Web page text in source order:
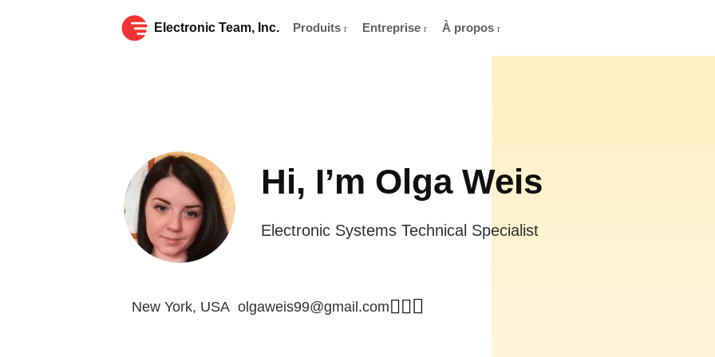
Electronic Team, Inc. Produits Entreprise À propos
Hi, I’m Olga Weis
Electronic Systems Technical Specialist
New York, USA olgaweis99@gmail.com